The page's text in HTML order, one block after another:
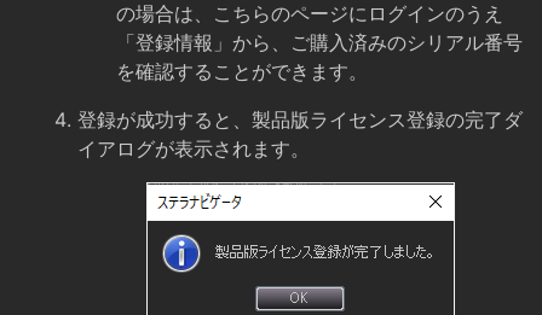
の場合は、こちらのページにログインのうえ
「登録情報」から、ご購入済みのシリアル番号
を確認することができます。
登録が成功すると、製品版ライセンス登録の完了ダ
イアログが表示されます。